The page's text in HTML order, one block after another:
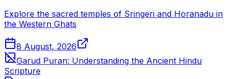
Explore the sacred temples of Sringeri and Horanadu in
the Western Ghats
8 August, 2026
Garud Puran: Understanding the Ancient Hindu
Scripture